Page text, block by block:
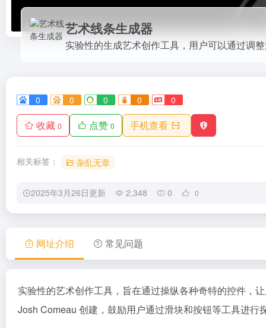
艺术线条生成器
实验性的生成艺术创作工具，用户可以通过调
0 0 0 0 0
收藏 0 点赞 0 手机查看
相关标签： 杂乱无章
2025年3月26日更新 2,348 0 0
网址介绍 常见问题
实验性的艺术创作工具，旨在通过操纵各种奇特的控件，
Josh Comeau 创建，鼓励用户通过滑块和按钮等工具进行